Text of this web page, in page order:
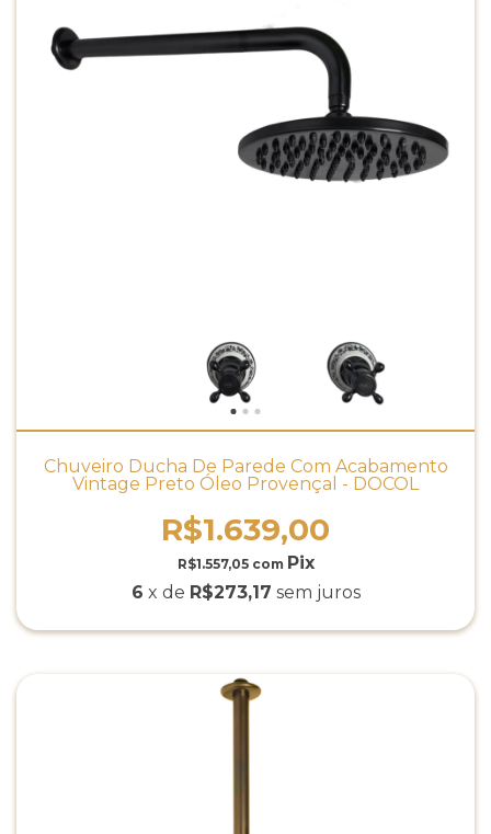
Chuveiro Ducha De Parede Com Acabamento
Vintage Preto Óleo Provençal - DOCOL
R$1.639,00
R$1.557,05 com
6 x de R$273,17 sem juros